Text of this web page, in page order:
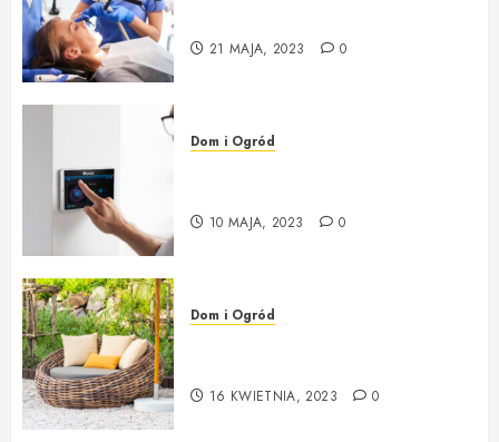
21 MAJA, 2023 0
Dom i Ogród
10 MAJA, 2023 0
Dom i Ogród
16 KWIETNIA, 2023 0